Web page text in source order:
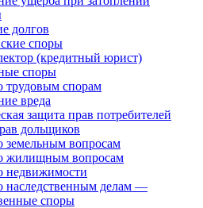
долгов
споры
(кредитный юрист)
споры
трудовым спорам
вреда
защита прав потребителей
дольщиков
вопросам
жилищным вопросам
недвижимости
наследственным делам —
споры